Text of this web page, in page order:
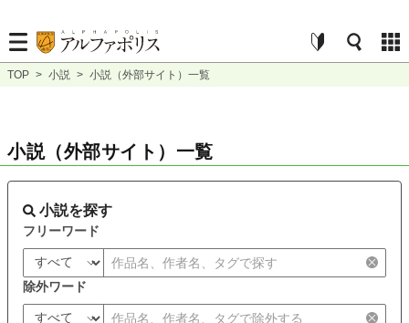
TOP > 小説 > 小説（外部サイト）一覧
小説（外部サイト）一覧
小説を探す
フリーワード
除外ワード